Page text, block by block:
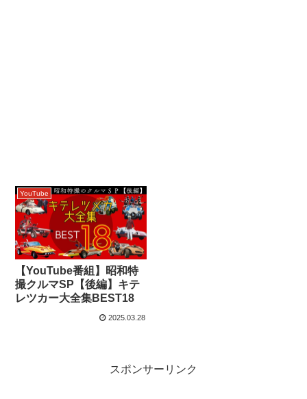
YouTube
【YouTube番組】昭和特
撮クルマSP【後編】キテ
レツカー大全集BEST18
2025.03.28
スポンサーリンク